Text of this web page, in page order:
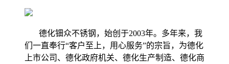
德化钿众不锈钢，始创于2003年。多年来，我
们一直奉行“客户至上，用心服务”的宗旨，为德化
上市公司、德化政府机关、德化生产制造、德化商